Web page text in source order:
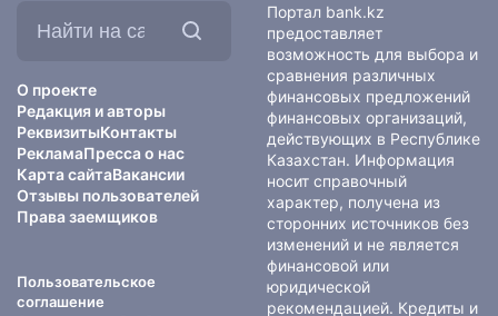
О проекте
Редакция и авторы
РеквизитыКонтакты
РекламаПресса о нас
Карта сайтаВакансии
Отзывы пользователей
Права заемщиков
Пользовательское
соглашение
Портал bank.kz
предоставляет
возможность для выбора и
сравнения различных
финансовых предложений
финансовых организаций,
действующих в Республике
Казахстан. Информация
носит справочный
характер, получена из
сторонних источников без
изменений и не является
финансовой или
юридической
рекомендацией. Кредиты и